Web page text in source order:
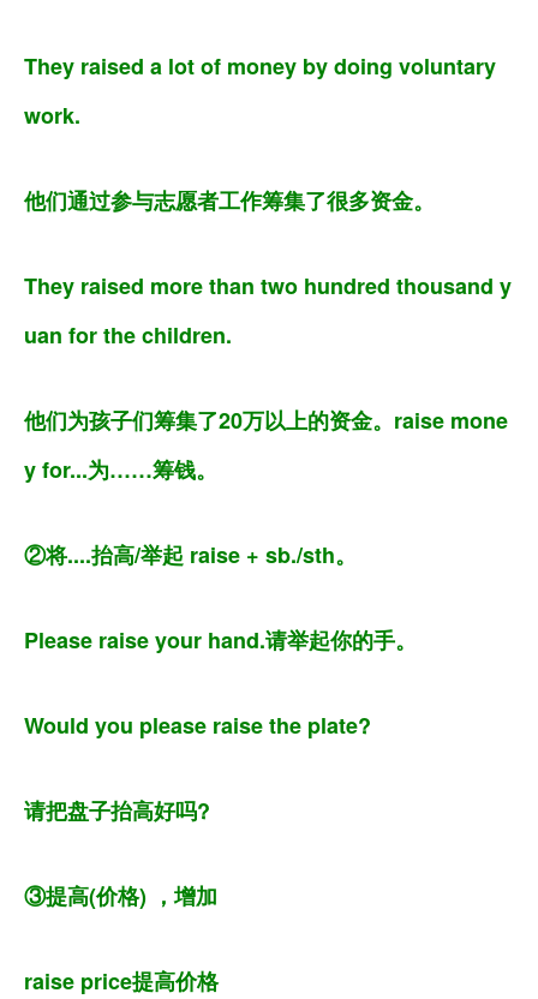
They raised a lot of money by doing voluntary
work.
他们通过参与志愿者工作筹集了很多资金。
They raised more than two hundred thousand y
uan for the children.
他们为孩子们筹集了20万以上的资金。raise mone
y for...为……筹钱。
②将....抬高/举起 raise + sb./sth。
Please raise your hand.请举起你的手。
Would you please raise the plate?
请把盘子抬高好吗?
③提高(价格) ，增加
raise price提高价格